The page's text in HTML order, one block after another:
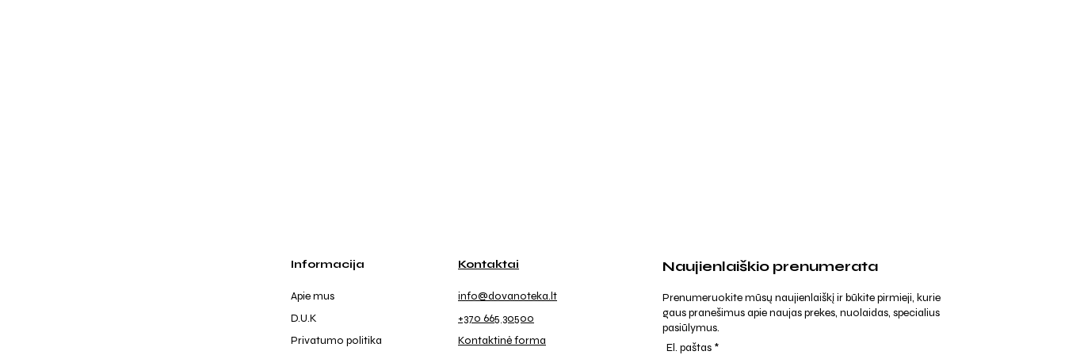
Informacija
Apie mus
D.U.K
Privatumo politika
Kontaktai
info@dovanoteka.lt
+370 665 30500
Kontaktinė forma
Naujienlaiškio prenumerata
Prenumeruokite mūsų naujienlaiškį ir būkite pirmieji, kurie
gaus pranešimus apie naujas prekes, nuolaidas, specialius
pasiūlymus.
El. paštas